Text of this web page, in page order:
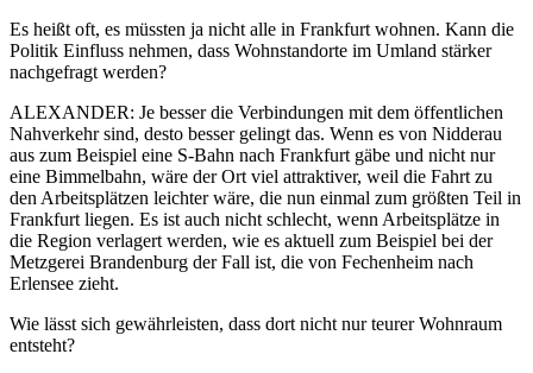
Es heißt oft, es müssten ja nicht alle in Frankfurt wohnen. Kann die
Politik Einfluss nehmen, dass Wohnstandorte im Umland stärker
nachgefragt werden?
ALEXANDER: Je besser die Verbindungen mit dem öffentlichen
Nahverkehr sind, desto besser gelingt das. Wenn es von Nidderau
aus zum Beispiel eine S-Bahn nach Frankfurt gäbe und nicht nur
eine Bimmelbahn, wäre der Ort viel attraktiver, weil die Fahrt zu
den Arbeitsplätzen leichter wäre, die nun einmal zum größten Teil in
Frankfurt liegen. Es ist auch nicht schlecht, wenn Arbeitsplätze in
die Region verlagert werden, wie es aktuell zum Beispiel bei der
Metzgerei Brandenburg der Fall ist, die von Fechenheim nach
Erlensee zieht.
Wie lässt sich gewährleisten, dass dort nicht nur teurer Wohnraum
entsteht?